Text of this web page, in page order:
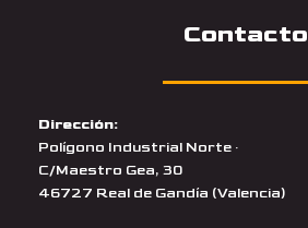
Contacto
Dirección:
Polígono Industrial Norte ·
C/Maestro Gea, 30
46727 Real de Gandía (Valencia)